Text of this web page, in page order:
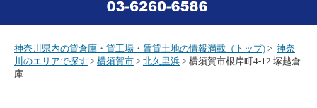
神奈川県内の貸倉庫・貸工場・賃貸土地の情報満載（トップ) > 神奈
川のエリアで探す > 横須賀市 > 北久里浜 > 横須賀市根岸町4-12 塚越倉
庫